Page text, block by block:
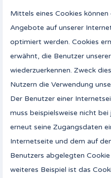
Mittels eines Cookies
Angebote auf unserer
optimiert werden. Cookies
erwähnt, die Benutzer
wiederzuerkennen. Zweck
Nutzern die Verwendung
Der Benutzer einer
muss beispielsweise nicht
erneut seine Zugangsdaten
Internetseite und dem auf
Benutzers abgelegten
weiteres Beispiel ist das